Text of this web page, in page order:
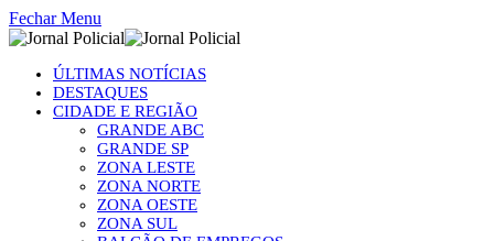
Fechar Menu
ÚLTIMAS NOTÍCIAS
DESTAQUES
CIDADE E REGIÃO
GRANDE ABC
GRANDE SP
ZONA LESTE
ZONA NORTE
ZONA OESTE
ZONA SUL